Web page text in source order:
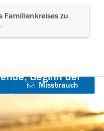
Familienkreises zu
Beginn der
Missbrauch